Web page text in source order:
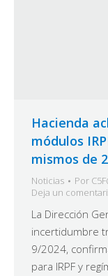
Hacienda
módulos
mismos de
Noticias Por
Deja un
La Dirección
incertidumbre
9/2024,
para IRPF y